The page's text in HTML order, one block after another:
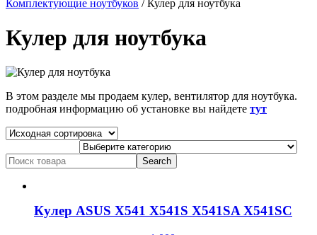
Комплектующие ноутбуков / Кулер для ноутбука
Кулер для ноутбука
В этом разделе мы продаем кулер, вентилятор для ноутбука.
подробная информацию об установке вы найдете тут
Search
for:
Кулер ASUS X541 X541S X541SA X541SC